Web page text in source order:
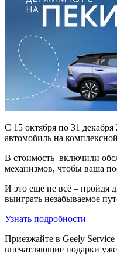
С 15 октября по 31
автомобиль на
В стоимость включили
механизмов, чтобы ваша
И это еще не всё – пройдя
выиграть незабываемое
Узнать подробности
Приезжайте в Geely
впечатляющие подарки